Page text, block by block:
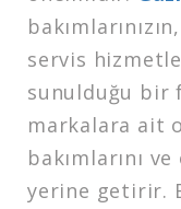
servis
sunulduğu bir
markalara ait
bakımlarını
yerine getirir.